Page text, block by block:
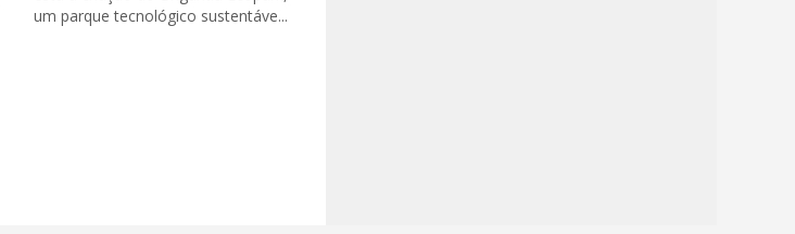
um parque tecnológico sustentáve...